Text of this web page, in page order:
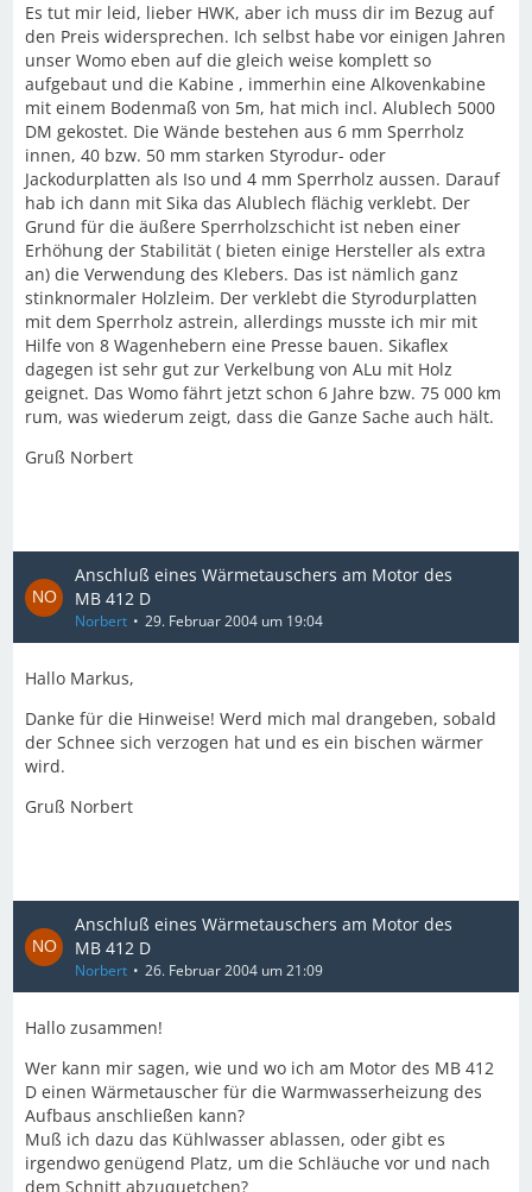
Es tut mir leid, lieber HWK, aber ich muss dir im Bezug auf
den Preis widersprechen. Ich selbst habe vor einigen Jahren
unser Womo eben auf die gleich weise komplett so
aufgebaut und die Kabine , immerhin eine Alkovenkabine
mit einem Bodenmaß von 5m, hat mich incl. Alublech 5000
DM gekostet. Die Wände bestehen aus 6 mm Sperrholz
innen, 40 bzw. 50 mm starken Styrodur- oder
Jackodurplatten als Iso und 4 mm Sperrholz aussen. Darauf
hab ich dann mit Sika das Alublech flächig verklebt. Der
Grund für die äußere Sperrholzschicht ist neben einer
Erhöhung der Stabilität ( bieten einige Hersteller als extra
an) die Verwendung des Klebers. Das ist nämlich ganz
stinknormaler Holzleim. Der verklebt die Styrodurplatten
mit dem Sperrholz astrein, allerdings musste ich mir mit
Hilfe von 8 Wagenhebern eine Presse bauen. Sikaflex
dagegen ist sehr gut zur Verkelbung von ALu mit Holz
geignet. Das Womo fährt jetzt schon 6 Jahre bzw. 75 000 km
rum, was wiederum zeigt, dass die Ganze Sache auch hält.
Gruß Norbert
Anschluß eines Wärmetauschers am Motor des
MB 412 D
Norbert 29. Februar 2004 um 19:04
Hallo Markus,
Danke für die Hinweise! Werd mich mal drangeben, sobald
der Schnee sich verzogen hat und es ein bischen wärmer
wird.
Gruß Norbert
Anschluß eines Wärmetauschers am Motor des
MB 412 D
Norbert 26. Februar 2004 um 21:09
Hallo zusammen!
Wer kann mir sagen, wie und wo ich am Motor des MB 412
D einen Wärmetauscher für die Warmwasserheizung des
Aufbaus anschließen kann?
Muß ich dazu das Kühlwasser ablassen, oder gibt es
irgendwo genügend Platz, um die Schläuche vor und nach
dem Schnitt abzuquetchen?